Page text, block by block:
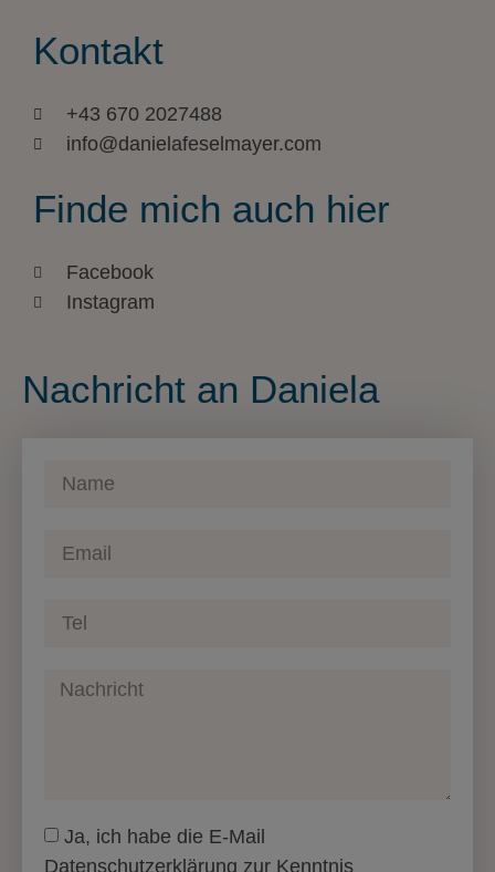
Kontakt
+43 670 2027488
info@danielafeselmayer.com
Finde mich auch hier
Facebook
Instagram
Nachricht an Daniela
Ja, ich habe die E-Mail
Datenschutzerklärung zur Kenntnis